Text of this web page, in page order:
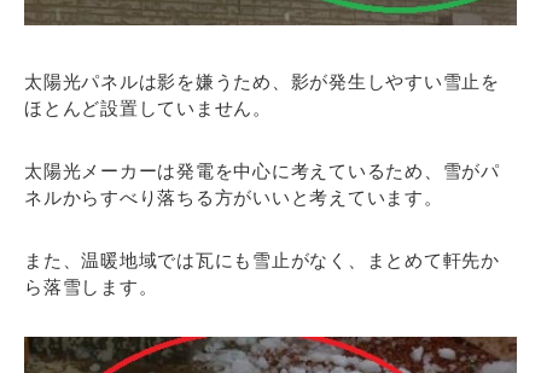
太陽光パネルは影を嫌うため、影が発生しやすい雪止を
ほとんど設置していません。
太陽光メーカーは発電を中心に考えているため、雪がパ
ネルからすべり落ちる方がいいと考えています。
また、温暖地域では瓦にも雪止がなく、まとめて軒先か
ら落雪します。